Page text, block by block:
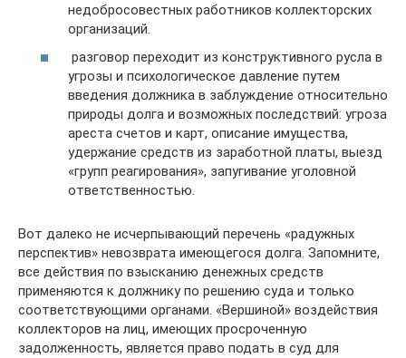
недобросовестных работников коллекторских
организаций.
разговор переходит из конструктивного русла в
угрозы и психологическое давление путем
введения должника в заблуждение относительно
природы долга и возможных последствий: угроза
ареста счетов и карт, описание имущества,
удержание средств из заработной платы, выезд
«групп реагирования», запугивание уголовной
ответственностью.
Вот далеко не исчерпывающий перечень «радужных
перспектив» невозврата имеющегося долга. Запомните,
все действия по взысканию денежных средств
применяются к должнику по решению суда и только
соответствующими органами. «Вершиной» воздействия
коллекторов на лиц, имеющих просроченную
задолженность, является право подать в суд для